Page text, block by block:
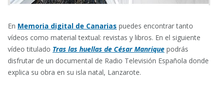
En Memoria digital de Canarias puedes encontrar tanto
vídeos como material textual: revistas y libros. En el siguiente
vídeo titulado Tras las huellas de César Manrique podrás
disfrutar de un documental de Radio Televisión Española donde
explica su obra en su isla natal, Lanzarote.